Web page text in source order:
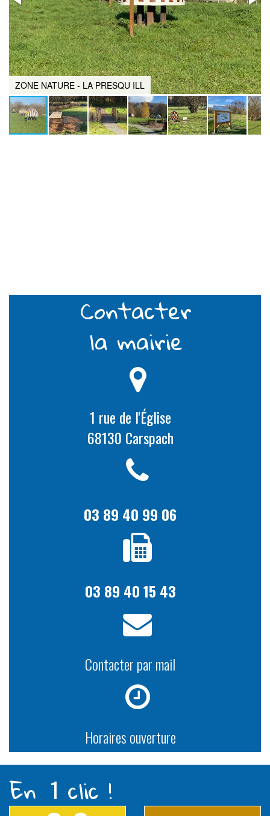
ZONE NATURE - LA PRESQU ILL
Contacter
la mairie
1 rue de l'Église
68130 Carspach
03 89 40 99 06
03 89 40 15 43
Contacter par mail
Horaires ouverture
En 1 clic !